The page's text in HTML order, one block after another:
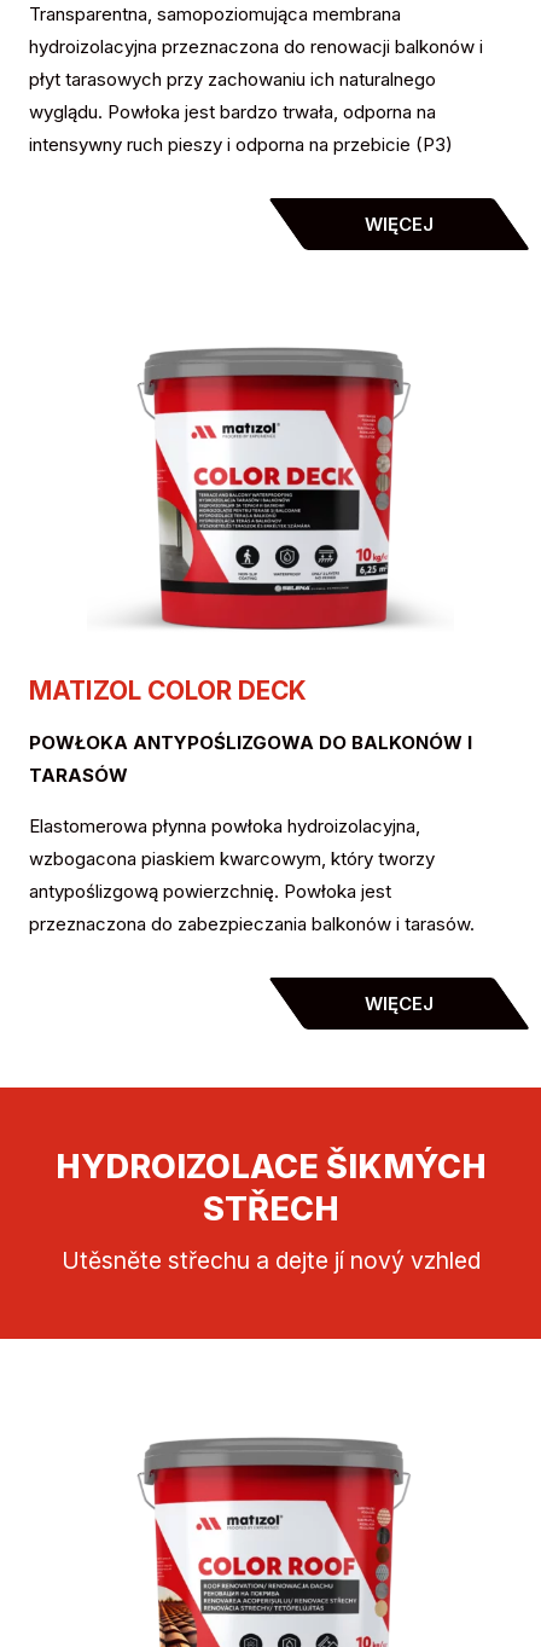
Transparentna, samopoziomująca membrana
hydroizolacyjna przeznaczona do renowacji balkonów i
płyt tarasowych przy zachowaniu ich naturalnego
wyglądu. Powłoka jest bardzo trwała, odporna na
intensywny ruch pieszy i odporna na przebicie (P3)
WIĘCEJ
MATIZOL COLOR DECK
POWŁOKA ANTYPOŚLIZGOWA DO BALKONÓW I
TARASÓW
Elastomerowa płynna powłoka hydroizolacyjna,
wzbogacona piaskiem kwarcowym, który tworzy
antypoślizgową powierzchnię. Powłoka jest
przeznaczona do zabezpieczania balkonów i tarasów.
WIĘCEJ
HYDROIZOLACE ŠIKMÝCH
STŘECH
Utěsněte střechu a dejte jí nový vzhled